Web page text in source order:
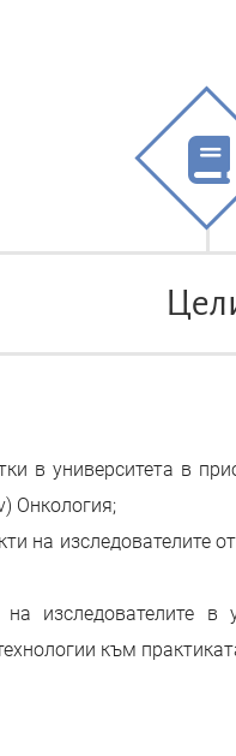
в университета в
Онкология;
на изследователите
изследователите в
към